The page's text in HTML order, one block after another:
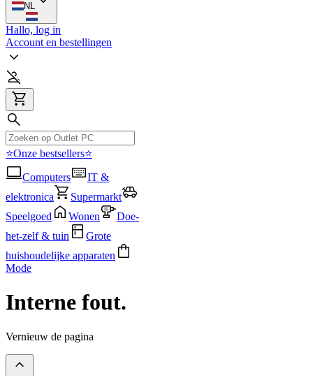
NL
Hallo, log in
Account en bestellingen
⭐Onze bestsellers⭐
Computers
IT &
elektronica
Supermarkt
Speelgoed
Wonen
Doe-
het-zelf & tuin
Grote
huishoudelijke apparaten
Mode
Interne fout.
Vernieuw de pagina